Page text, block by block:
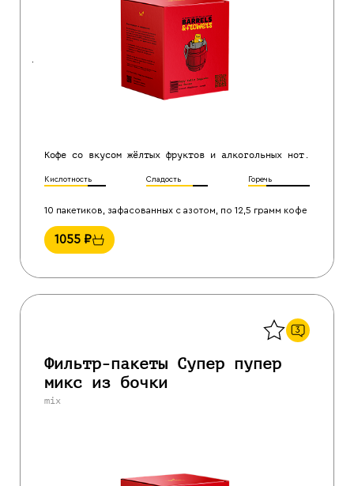
Кофе со вкусом жёлтых фруктов и алкогольных нот.
Кислотность Сладость Горечь
10 пакетиков, зафасованных с азотом, по 12,5 грамм кофе
1055 ₽
3
Фильтр-пакеты Супер пупер
микс из бочки
mix